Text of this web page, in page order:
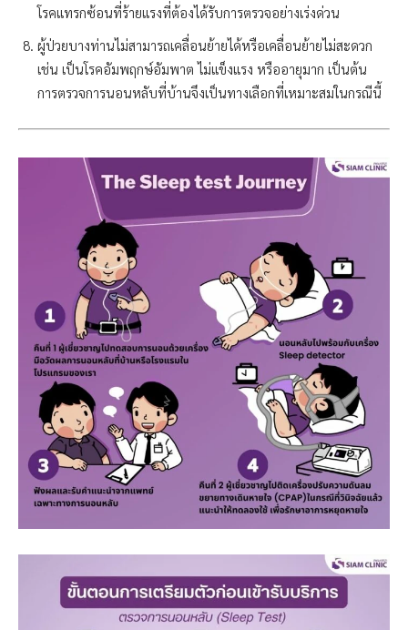
โรคแทรกซ้อนที่ร้ายแรงที่ต้องได้รับการตรวจอย่างเร่งด่วน
ผู้ป่วยบางท่านไม่สามารถเคลื่อนย้ายได้หรือเคลื่อนย้ายไม่สะดวก
เช่น เป็นโรคอัมพฤกษ์อัมพาต ไม่แข็งแรง หรืออายุมาก เป็นต้น
การตรวจการนอนหลับที่บ้านจึงเป็นทางเลือกที่เหมาะสมในกรณีนี้